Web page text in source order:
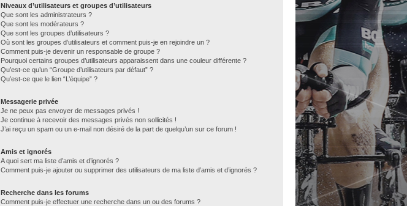
Niveaux d’utilisateurs et groupes d’utilisateurs
Que sont les administrateurs ?
Que sont les modérateurs ?
Que sont les groupes d’utilisateurs ?
Où sont les groupes d’utilisateurs et comment puis-je en rejoindre un ?
Comment puis-je devenir un responsable de groupe ?
Pourquoi certains groupes d’utilisateurs apparaissent dans une couleur différente ?
Qu’est-ce qu’un “Groupe d’utilisateurs par défaut” ?
Qu’est-ce que le lien “L’équipe” ?
Messagerie privée
Je ne peux pas envoyer de messages privés !
Je continue à recevoir des messages privés non sollicités !
J’ai reçu un spam ou un e-mail non désiré de la part de quelqu’un sur ce forum !
Amis et ignorés
A quoi sert ma liste d’amis et d’ignorés ?
Comment puis-je ajouter ou supprimer des utilisateurs de ma liste d’amis et d’ignorés ?
Recherche dans les forums
Comment puis-je effectuer une recherche dans un ou des forums ?